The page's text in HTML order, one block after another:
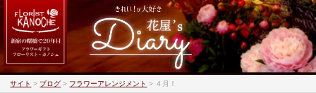
サイト > ブログ > フラワーアレンジメント > ４月！